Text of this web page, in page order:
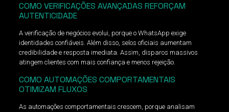
COMO VERIFICAÇÕES AVANÇADAS REFORÇAM
AUTENTICIDADE
A verificação de negócios evolui, porque o WhatsApp exige
identidades confiáveis. Além disso, selos oficiais aumentam
credibilidade e resposta imediata. Assim, disparos massivos
atingem clientes com mais confiança e menos rejeição.
COMO AUTOMAÇÕES COMPORTAMENTAIS
OTIMIZAM FLUXOS
As automações comportamentais crescem, porque analisam